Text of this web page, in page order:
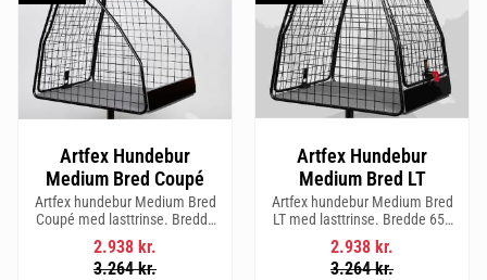
Artfex Hundebur
Medium Bred Coupé
Artfex hundebur Medium Bred
Coupé med lasttrinse. Bredde
653 mm, Højde 675 mm, Dybde
830 mm og vægt 19,4 kg.
2.938 kr.
3.264kr.
Artfex Hundebur
Medium Bred LT
Artfex hundebur Medium Bred
LT med lasttrinse. Bredde 653
mm, Højde 675 mm, Dybde 830
mm og vægt 20,2 kg.
2.938 kr.
3.264kr.